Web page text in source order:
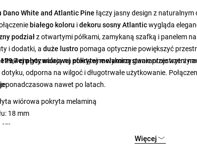
Dano White and Atlantic Pine łączy jasny design z
białego koloru idekoru sosny Atlanticwygląda
podziałz otwartymi półkami, zamykaną szafką i panelem
i dodatki, a duże lustro pomaga optycznie powiększyć
179,7 cmpozwalają na efektywne wykorzystanie przestrzeni
płyty wiórowej pokrytej melaminągwarantuje
odporna na wilgoć i długotrwałe użytkowanie.
ponadczasowa nawet po latach.
wiórowa pokryta melaminą
18 mm
cm
/ biel
Więcej